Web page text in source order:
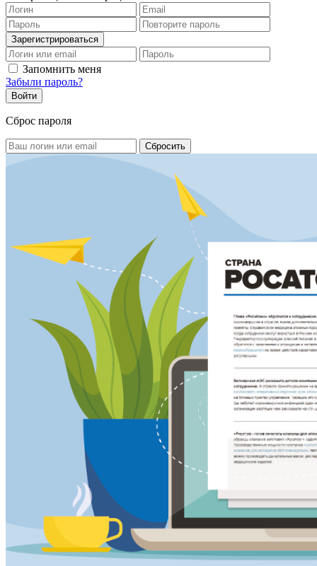
Запомнить меня
Забыли пароль?
Сброс пароля